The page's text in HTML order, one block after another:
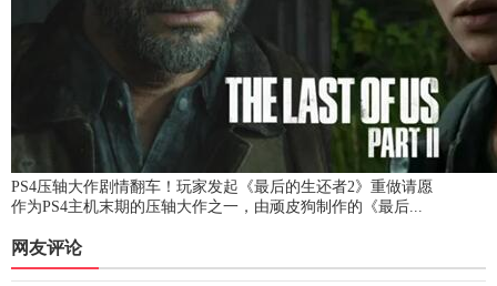
PS4压轴大作剧情翻车！玩家发起《最后的生还者2》重做请愿
作为PS4主机末期的压轴大作之一，由顽皮狗制作的《最后...
网友评论